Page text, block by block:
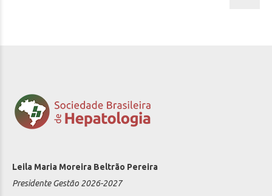
Leila Maria Moreira Beltrão Pereira
Presidente Gestão 2026-2027